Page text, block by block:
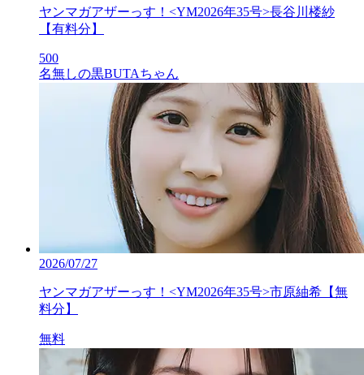
ヤンマガアザーっす！<YM2026年35号>長谷川楼紗
【有料分】
500
名無しの黒BUTAちゃん
2026/07/27
ヤンマガアザーっす！<YM2026年35号>市原紬希【無
料分】
無料